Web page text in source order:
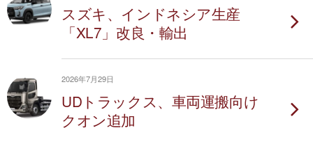
スズキ、インドネシア生産
「XL7」改良・輸出
2026年7月29日
UDトラックス、車両運搬向け
クオン追加